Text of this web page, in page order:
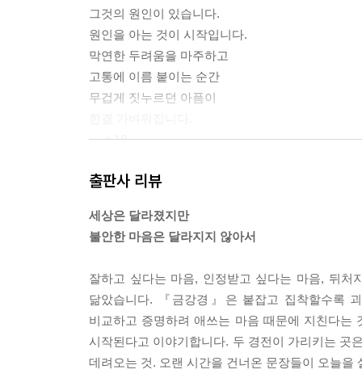
그것의 원인이 있습니다.
원인을 아는 것이 시작입니다.
막연한 두려움을 마주하고
고통에 이름 붙이는 순간
무겁게 짓누르던 아픔이
--- p.18
어딘가에 기대려는 마음이
그 손을 바라보세요.
어디에 머물고 있는지.
높고 낮음이 따로 있는 것이 아니라
파도의 높이가 잠시 달랐을 뿐입니다.
낮다고 고개 숙이거나
높다고 뽐낼 필요 없습니다.
출판사 리뷰
세상은 달라졌지만
불안한 마음은 달라지지 않아서
잘하고 싶다는 마음, 인정받고 싶다는 마음, 뒤처
닮았습니다. 『금강경』은 붙잡고 집착할수록
비교하고 증명하려 애쓰는 마음 때문에 지친다
시작된다고 이야기합니다. 두 경전이 가리키는 곳
데려오는 것. 오랜 시간을 건너온 문장들이 오늘